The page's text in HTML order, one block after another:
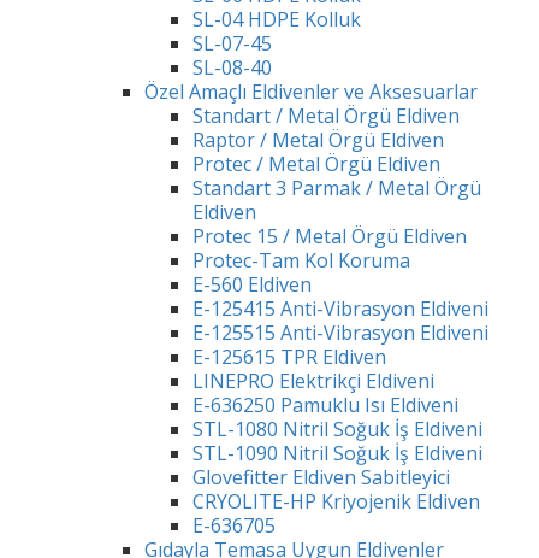
SL-04 HDPE Kolluk
SL-07-45
SL-08-40
Özel Amaçlı Eldivenler ve Aksesuarlar
Standart / Metal Örgü Eldiven
Raptor / Metal Örgü Eldiven
Protec / Metal Örgü Eldiven
Standart 3 Parmak / Metal Örgü
Eldiven
Protec 15 / Metal Örgü Eldiven
Protec-Tam Kol Koruma
E-560 Eldiven
E-125415 Anti-Vibrasyon Eldiveni
E-125515 Anti-Vibrasyon Eldiveni
E-125615 TPR Eldiven
LINEPRO Elektrikçi Eldiveni
E-636250 Pamuklu Isı Eldiveni
STL-1080 Nitril Soğuk İş Eldiveni
STL-1090 Nitril Soğuk İş Eldiveni
Glovefitter Eldiven Sabitleyici
CRYOLITE-HP Kriyojenik Eldiven
E-636705
Gıdayla Temasa Uygun Eldivenler